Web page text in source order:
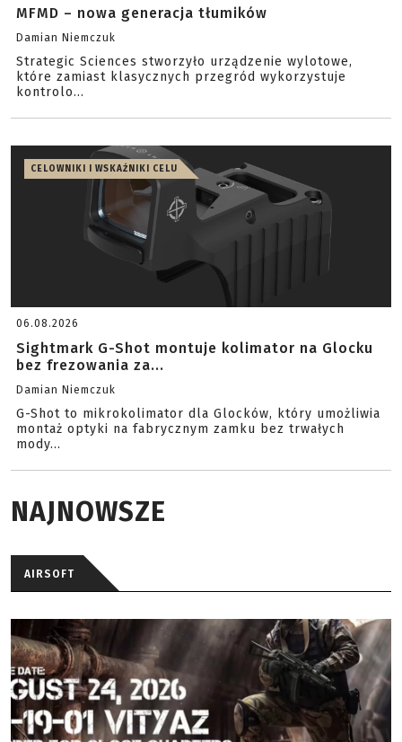
MFMD – nowa generacja tłumików
Damian Niemczuk
Strategic Sciences stworzyło urządzenie wylotowe,
które zamiast klasycznych przegród wykorzystuje
kontrolo...
CELOWNIKI I WSKAŹNIKI CELU
06.08.2026
Sightmark G-Shot montuje kolimator na Glocku
bez frezowania za...
Damian Niemczuk
G-Shot to mikrokolimator dla Glocków, który umożliwia
montaż optyki na fabrycznym zamku bez trwałych
mody...
NAJNOWSZE
AIRSOFT